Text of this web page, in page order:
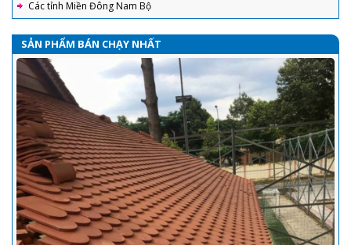
Các tỉnh Miền Đông Nam Bộ
SẢN PHẨM BÁN CHẠY NHẤT
Ngói tráng men Prime - Đặc điểm, các mẫu ngói thông dụng và
hướng dẫn lợp ngói tráng men đúng tiêu chuẩn kỹ thuật nhất
Ngói Prime thông dụng trên thị trường gồm hai loại chính là ngói
Prime Hera cao cấp và Prime dòng S. Sản phẩm được sản xuất
trên công nghệ hiện đại, với nguyên liệu chính là đất sét, sau đó
được nung ở nhiệt độ rất cao nên ngói prime có nhiều ưu điểm nổi bật
nên ngói là sự lựa chọn hàng đầu cho mọi công trình.
Ngói 16 v/m2 Gốm Mỹ : Hướng dẫn cách lợp đầy đủ, chi tiết nhất
Với sự ra đời của sản phẩm ngói 16 Indo và ngói 16 Việt Nam.
Công cty cổ phần Gốm Mỹ cam kết mang tới cho quý khách hàng
sự hài lòng về chất lượng cũng như nâng cao tính thẩm mỹ của
công trình.
Hướng dẫn lát gạch tàu
Chọn lô sản phẩm cùng mã hiệu kích thước, màu sắc, không làm
ẩm sản phẩm trước khi lát